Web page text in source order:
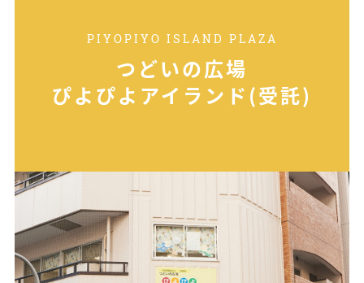
PIYOPIYO ISLAND PLAZA
つどいの広場
ぴよぴよアイランド(受託)